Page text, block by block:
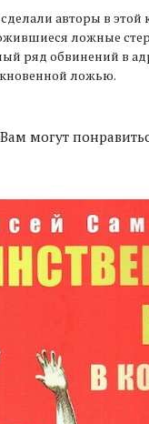
авторы в этой
ложные
ряд обвинений в
ложью.
Вам могут